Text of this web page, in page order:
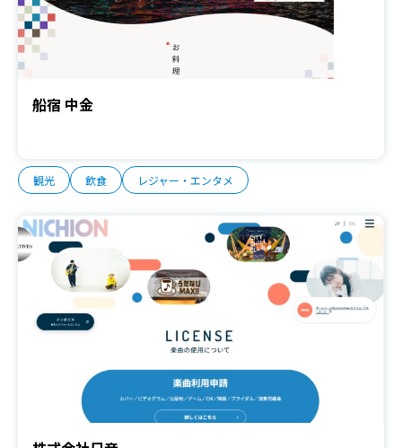
船宿 中金
観光 飲食 レジャー・エンタメ